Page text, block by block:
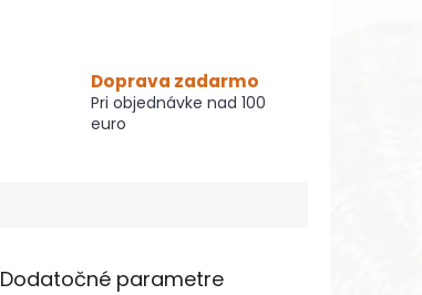
Doprava zadarmo
Pri objednávke nad 100
euro
Dodatočné parametre